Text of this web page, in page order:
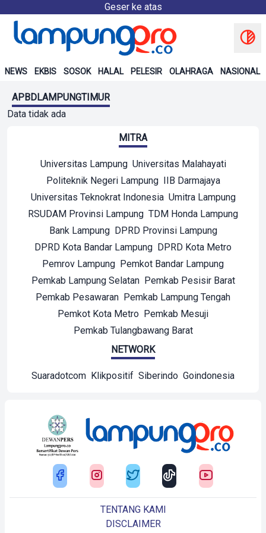
Geser ke atas
NEWS EKBIS SOSOK HALAL PELESIR OLAHRAGA NASIONAL
APBDLAMPUNGTIMUR
Data tidak ada
MITRA
Universitas Lampung Universitas Malahayati
Politeknik Negeri Lampung IIB Darmajaya
Universitas Teknokrat Indonesia Umitra Lampung
RSUDAM Provinsi Lampung TDM Honda Lampung
Bank Lampung DPRD Provinsi Lampung
DPRD Kota Bandar Lampung DPRD Kota Metro
Pemrov Lampung Pemkot Bandar Lampung
Pemkab Lampung Selatan Pemkab Pesisir Barat
Pemkab Pesawaran Pemkab Lampung Tengah
Pemkot Kota Metro Pemkab Mesuji
Pemkab Tulangbawang Barat
NETWORK
Suaradotcom Klikpositif Siberindo Goindonesia
TENTANG KAMI
DISCLAIMER